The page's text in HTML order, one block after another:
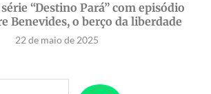
“Destino Pará” com episódio
Benevides, o berço da liberdade
22 de maio de 2025